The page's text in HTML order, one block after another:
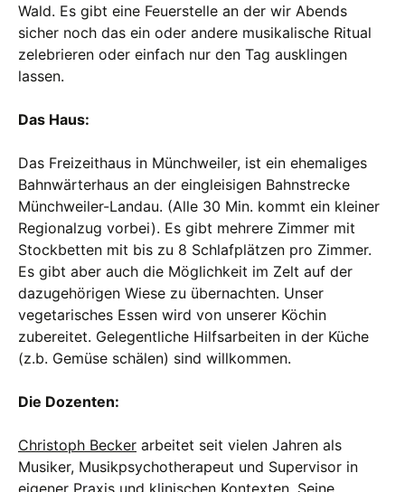
Wald. Es gibt eine Feuerstelle an der wir Abends
sicher noch das ein oder andere musikalische Ritual
zelebrieren oder einfach nur den Tag ausklingen
lassen.
Das Haus:
Das Freizeithaus in Münchweiler, ist ein ehemaliges
Bahnwärterhaus an der eingleisigen Bahnstrecke
Münchweiler-Landau. (Alle 30 Min. kommt ein kleiner
Regionalzug vorbei). Es gibt mehrere Zimmer mit
Stockbetten mit bis zu 8 Schlafplätzen pro Zimmer.
Es gibt aber auch die Möglichkeit im Zelt auf der
dazugehörigen Wiese zu übernachten. Unser
vegetarisches Essen wird von unserer Köchin
zubereitet. Gelegentliche Hilfsarbeiten in der Küche
(z.b. Gemüse schälen) sind willkommen.
Die Dozenten:
Christoph Becker arbeitet seit vielen Jahren als
Musiker, Musikpsychotherapeut und Supervisor in